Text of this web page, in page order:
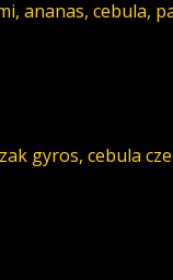
ananas, cebula,
gyros, cebula